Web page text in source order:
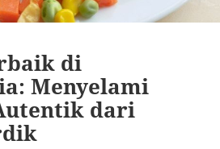
di
Menyelami
dari